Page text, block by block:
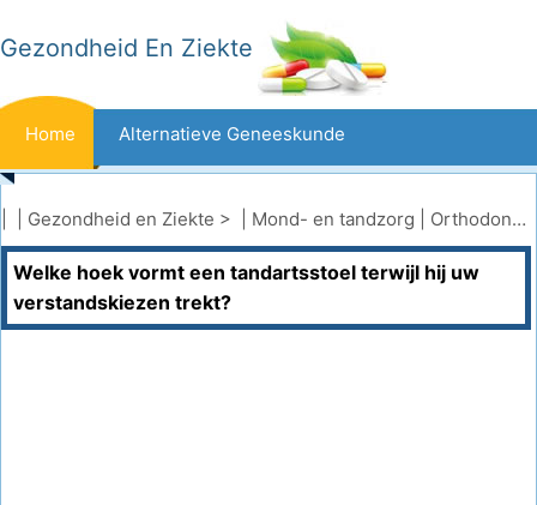
Gezondheid En Ziekte
Home Alternatieve Geneeskunde
Beten En Steken Kanker
Aandoeningen En Behandelingen Mond- En Tandzorg
Gezondheid en Ziekte > | Mond- en tandzorg Orthodontie
Welke hoek vormt een tandartsstoel terwijl hij uw
verstandskiezen trekt?